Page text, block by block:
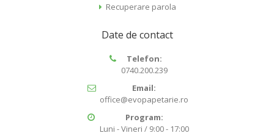
Recuperare parola
Date de contact
Telefon:
0740.200.239
Email:
office@evopapetarie.ro
Program:
Luni - Vineri / 9:00 - 17:00